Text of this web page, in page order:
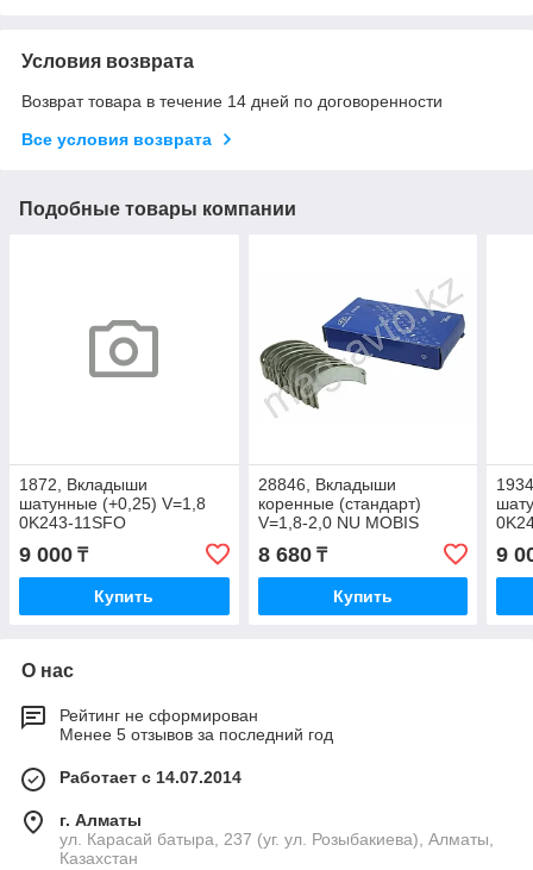
Условия возврата
Возврат товара в течение 14 дней по договоренности
Все условия возврата
Подобные товары компании
1872, Вкладыши
шатунные (+0,25) V=1,8
0K243-11SFO
9 000 ₸
Купить
28846, Вкладыши
коренные (стандарт)
V=1,8-2,0 NU MOBIS
8 680₸
Купить
9
О нас
Рейтинг не сформирован
Менее 5 отзывов за последний год
Работает с 14.07.2014
г. Алматы
ул. Карасай батыра, 237 (уг. ул. Розыбакиева), Алматы,
Казахстан